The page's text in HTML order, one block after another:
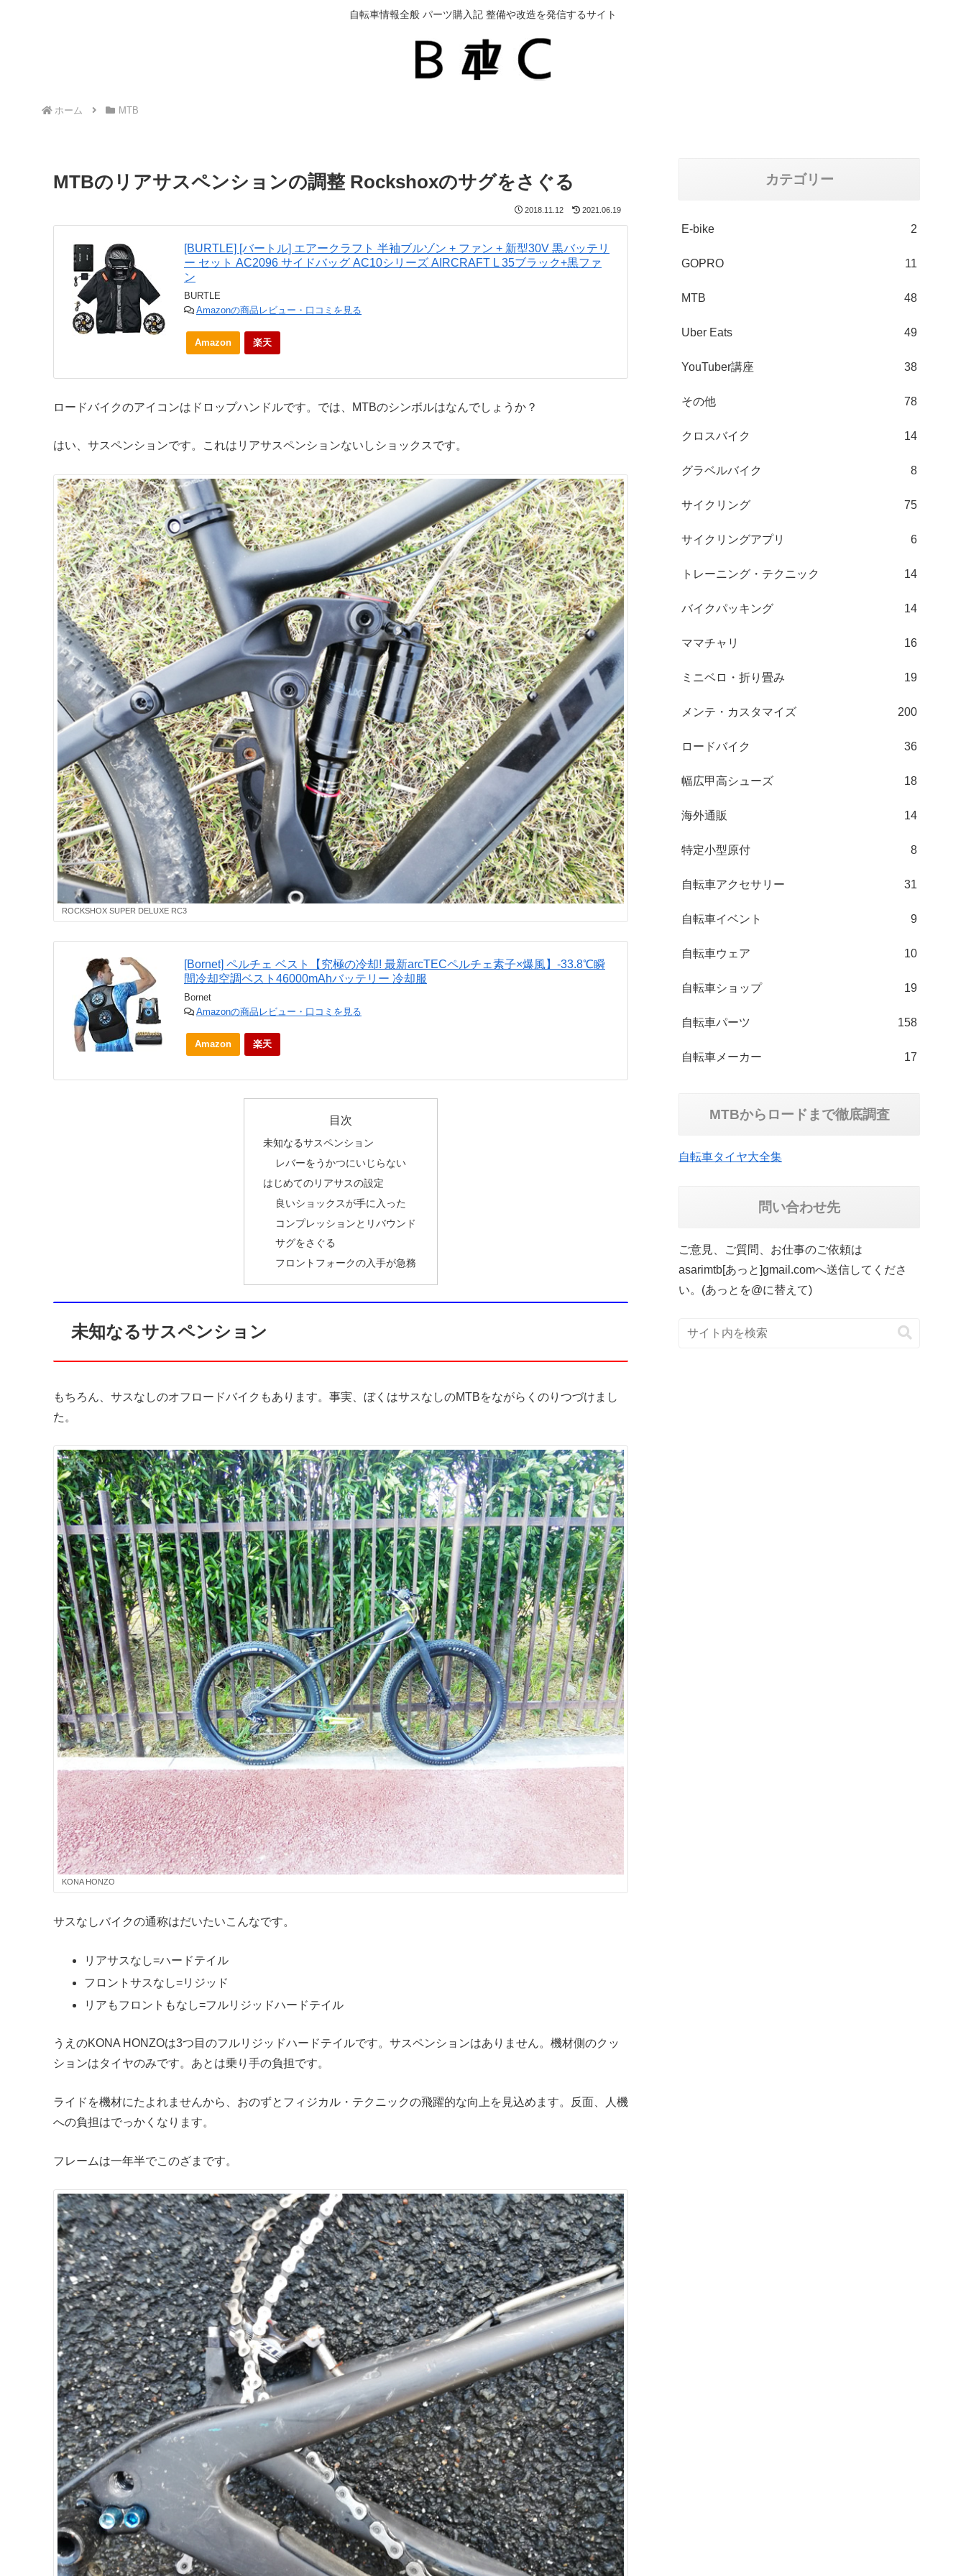
自転車情報全般 パーツ購入記 整備や改造を発信するサイト
ホーム MTB
MTBのリアサスペンションの調整 Rockshoxのサグをさぐる
2018.11.12 2021.06.19
[BURTLE] [バートル] エアークラフト 半袖ブルゾン + ファン + 新型30V 黒バッテリ
ー セット AC2096 サイドバッグ AC10シリーズ AIRCRAFT L 35ブラック+黒ファ
ン
BURTLE
Amazonの商品レビュー・口コミを見る
Amazon 楽天
ロードバイクのアイコンはドロップハンドルです。では、MTBのシンボルはなんでしょうか？
はい、サスペンションです。これはリアサスペンションないしショックスです。
ROCKSHOX SUPER DELUXE RC3
[Bornet] ペルチェ ベスト【究極の冷却! 最新arcTECペルチェ素子×爆風】-33.8℃瞬
間冷却空調ベスト46000mAhバッテリー 冷却服
Bornet
Amazonの商品レビュー・口コミを見る
Amazon 楽天
目次
未知なるサスペンション
レバーをうかつにいじらない
はじめてのリアサスの設定
良いショックスが手に入った
コンプレッションとリバウンド
サグをさぐる
フロントフォークの入手が急務
未知なるサスペンション
もちろん、サスなしのオフロードバイクもあります。事実、ぼくはサスなしのMTBをながらくのりつづけまし
た。
KONA HONZO
サスなしバイクの通称はだいたいこんなです。
リアサスなし=ハードテイル
フロントサスなし=リジッド
リアもフロントもなし=フルリジッドハードテイル
うえのKONA HONZOは3つ目のフルリジッドハードテイルです。サスペンションはありません。機材側のクッ
ションはタイヤのみです。あとは乗り手の負担です。
ライドを機材にたよれませんから、おのずとフィジカル・テクニックの飛躍的な向上を見込めます。反面、人機
への負担はでっかくなります。
フレームは一年半でこのざまです。
カテゴリー
E-bike 2
GOPRO 11
MTB 48
Uber Eats 49
YouTuber講座 38
その他 78
クロスバイク 14
グラベルバイク 8
サイクリング 75
サイクリングアプリ 6
トレーニング・テクニック 14
バイクパッキング 14
ママチャリ 16
ミニベロ・折り畳み 19
メンテ・カスタマイズ 200
ロードバイク 36
幅広甲高シューズ 18
海外通販 14
特定小型原付 8
自転車アクセサリー 31
自転車イベント 9
自転車ウェア 10
自転車ショップ 19
自転車パーツ 158
自転車メーカー 17
MTBからロードまで徹底調査
自転車タイヤ大全集
問い合わせ先
ご意見、ご質問、お仕事のご依頼は
asarimtb[あっと]gmail.comへ送信してくださ
い。(あっとを@に替えて)